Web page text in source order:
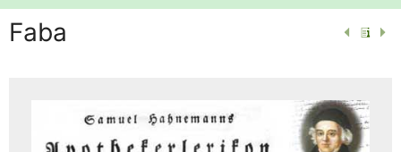
Faba